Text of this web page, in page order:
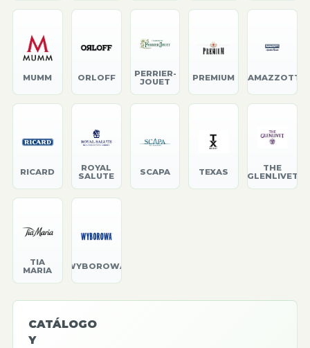
MUMM ORLOFF
PERRIER-
JOUET
PREMIUM RAMAZZOTTI
RICARD
ROYAL
SALUTE
SCAPA TEXAS
THE
GLENLIVET
TIA
MARIA
WYBOROWA
CATÁLOGO
Y